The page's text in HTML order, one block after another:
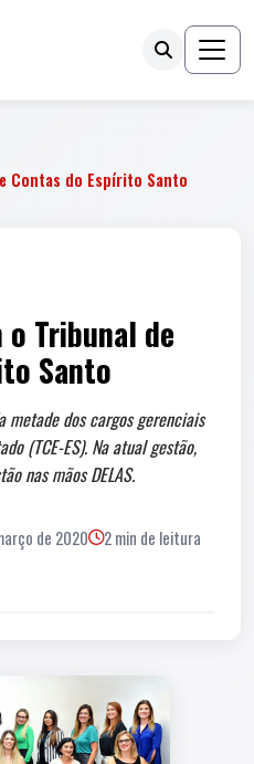
Contas do Espírito Santo
o Tribunal de
Santo
metade dos cargos gerenciais
(TCE-ES). Na atual gestão,
nas mãos DELAS.
de 2020
2 min de leitura